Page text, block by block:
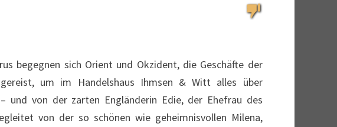
begegnen sich Orient und Okzident, die Geschäfte der
um im Handelshaus Ihmsen & Witt alles über
und von der zarten Engländerin Edie, der Ehefrau des
von der so schönen wie geheimnisvollen Milena,